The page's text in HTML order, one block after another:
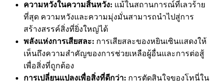
ความหวังในความสิ้นหวัง: แม้ในสถานการณ์ที่เลวร้าย
ที่สุด ความหวังและความมุ่งมั่นสามารถนำไปสู่การ
สร้างสรรค์สิ่งที่ยิ่งใหญ่ได้
พลังแห่งการเสียสละ: การเสียสละของหยินเซินแสดงให้
เห็นถึงความสำคัญของการช่วยเหลือผู้อื่นและการต่อสู้
เพื่อสิ่งที่ถูกต้อง
การเปลี่ยนแปลงเพื่อสิ่งที่ดีกว่า: การตัดสินใจของโทนี่ใน